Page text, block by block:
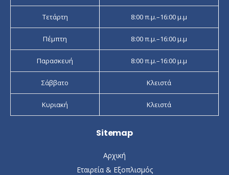
Τετάρτη 8:00 π.μ.–16:00 μ.μ
Πέμπτη 8:00 π.μ.–16:00 μ.μ
Παρασκευή 8:00 π.μ.–16:00 μ.μ
Σάββατο Κλειστά
Κυριακή Κλειστά
Sitemap
Αρχική
Εταιρεία & Εξοπλισμός